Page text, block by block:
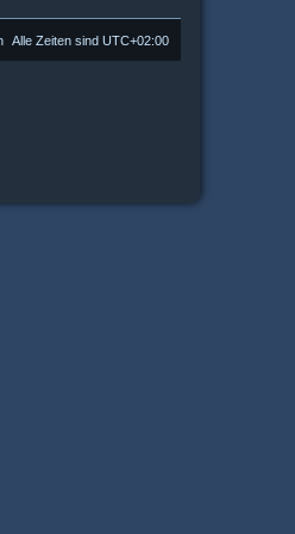
Alle Zeiten sind UTC+02:00